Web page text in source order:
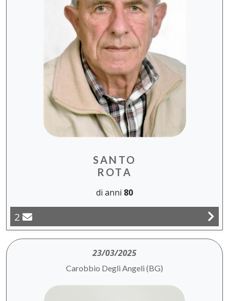
SANTO
ROTA
di anni 80
2
23/03/2025
Carobbio Degli Angeli (BG)